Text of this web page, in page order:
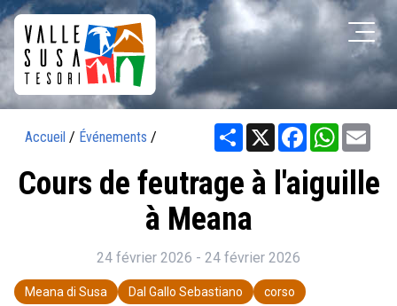
Accueil / Événements / Share X Facebook
Cours de feutrage à l'aiguille
à Meana
24 février 2026 - 24 février 2026
Meana di Susa Dal Gallo Sebastiano corso